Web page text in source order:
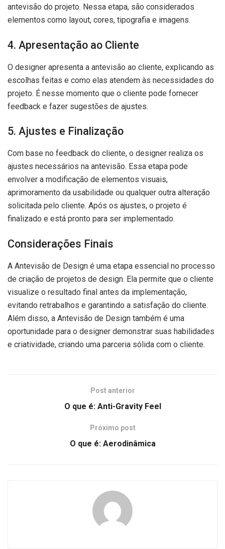
antevisão do projeto. Nessa etapa, são considerados
elementos como layout, cores, tipografia e imagens.
4. Apresentação ao Cliente
O designer apresenta a antevisão ao cliente, explicando as
escolhas feitas e como elas atendem às necessidades do
projeto. É nesse momento que o cliente pode fornecer
feedback e fazer sugestões de ajustes.
5. Ajustes e Finalização
Com base no feedback do cliente, o designer realiza os
ajustes necessários na antevisão. Essa etapa pode
envolver a modificação de elementos visuais,
aprimoramento da usabilidade ou qualquer outra alteração
solicitada pelo cliente. Após os ajustes, o projeto é
finalizado e está pronto para ser implementado.
Considerações Finais
A Antevisão de Design é uma etapa essencial no processo
de criação de projetos de design. Ela permite que o cliente
visualize o resultado final antes da implementação,
evitando retrabalhos e garantindo a satisfação do cliente.
Além disso, a Antevisão de Design também é uma
oportunidade para o designer demonstrar suas habilidades
e criatividade, criando uma parceria sólida com o cliente.
Post anterior
O que é: Anti-Gravity Feel
Próximo post
O que é: Aerodinâmica